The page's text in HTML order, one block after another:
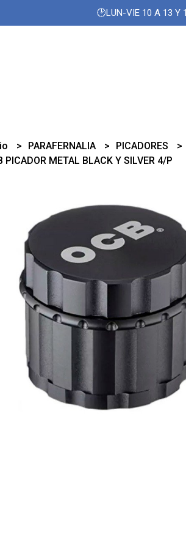
🕑LUN-VIE 10 A 13 Y
PARAFERNALIA
PICADORES
PICADOR METAL BLACK Y SILVER 4/P